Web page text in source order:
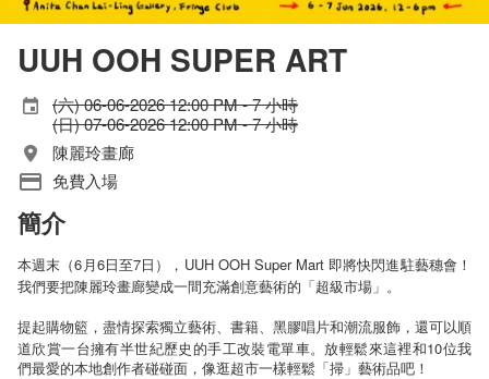
UUH OOH SUPER ART
(六) 06-06-2026 12:00 PM - 7 小時
(日) 07-06-2026 12:00 PM - 7 小時
陳麗玲畫廊
免費入場
簡介
本週末（6月6日至7日），UUH OOH Super Mart 即將快閃進駐藝穗會！
我們要把陳麗玲畫廊變成一間充滿創意藝術的「超級市場」。
提起購物籃，盡情探索獨立藝術、書籍、黑膠唱片和潮流服飾，還可以順
道欣賞一台擁有半世紀歷史的手工改裝電單車。放輕鬆來這裡和10位我
們最愛的本地創作者碰碰面，像逛超市一樣輕鬆「掃」藝術品吧！